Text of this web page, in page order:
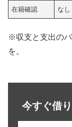
在籍確認 なし
※収支と支出の
を。
今すぐ借